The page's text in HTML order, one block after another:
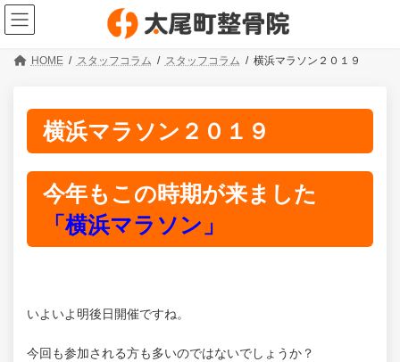
コ
ン
テ
ナ
ビ
ゲ
HOME スタッフコラム スタッフコラム 横浜マラソン２０１９
横浜マラソン２０１９
今年もこの時期が来ました
「横浜マラソン」
いよいよ明後日開催ですね。
今回も参加される方も多いのではないでしょうか？